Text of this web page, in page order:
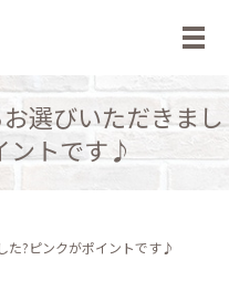
メ
選びいただきまし
ントです♪
た?ピンクがポイントです♪